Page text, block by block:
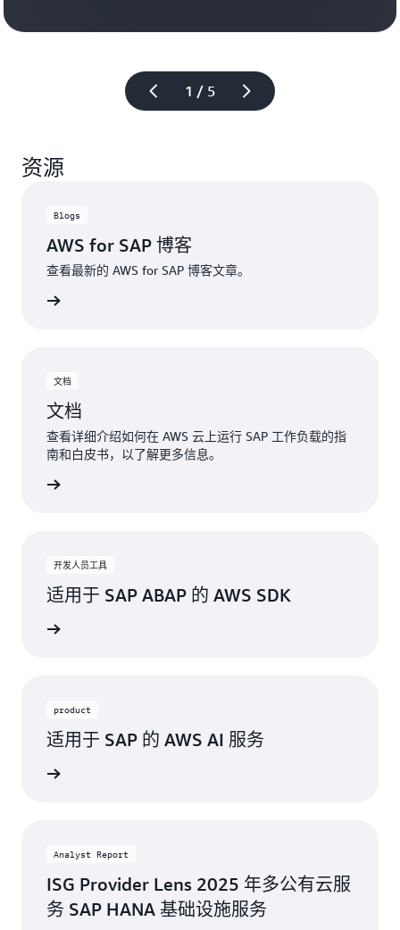
1 / 5
了
资源
Blogs
AWS for SAP 博客
查看最新的 AWS for SAP 博客文章。
文档
文档
查看详细介绍如何在 AWS 云上运行 SAP 工作负载的指
南和白皮书，以了解更多信息。
开发人员工具
适用于 SAP ABAP 的 AWS SDK
product
适用于 SAP 的 AWS AI 服务
Analyst Report
ISG Provider Lens 2025 年多公有云服
务 SAP HANA 基础设施服务